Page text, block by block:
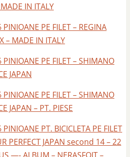
IN ITALY
PINIOANE PE FILET – REGINA
– MADE IN ITALY
PINIOANE PE FILET – SHIMANO
JAPAN
PINIOANE PE FILET – SHIMANO
JAPAN – PT. PIESE
PINIOANE PT. BICICLETA PE FILET
PERFECT JAPAN second 14 – 22